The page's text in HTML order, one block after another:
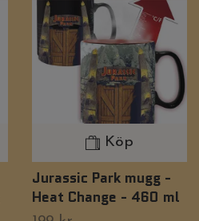
Köp
Jurassic Park mugg -
Heat Change - 460 ml